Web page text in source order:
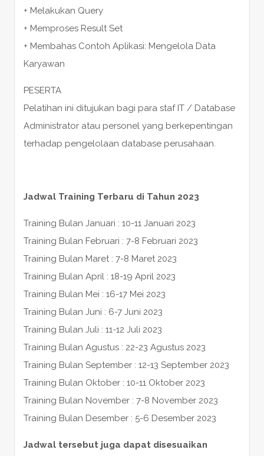
+ Melakukan Query
+ Memproses Result Set
+ Membahas Contoh Aplikasi: Mengelola Data
Karyawan
PESERTA
Pelatihan ini ditujukan bagi para staf IT / Database
Administrator atau personel yang berkepentingan
terhadap pengelolaan database perusahaan.
Jadwal Training Terbaru di Tahun 2023
Training Bulan Januari : 10-11 Januari 2023
Training Bulan Februari : 7-8 Februari 2023
Training Bulan Maret : 7-8 Maret 2023
Training Bulan April : 18-19 April 2023
Training Bulan Mei : 16-17 Mei 2023
Training Bulan Juni : 6-7 Juni 2023
Training Bulan Juli : 11-12 Juli 2023
Training Bulan Agustus : 22-23 Agustus 2023
Training Bulan September : 12-13 September 2023
Training Bulan Oktober : 10-11 Oktober 2023
Training Bulan November : 7-8 November 2023
Training Bulan Desember : 5-6 Desember 2023
Jadwal tersebut juga dapat disesuaikan